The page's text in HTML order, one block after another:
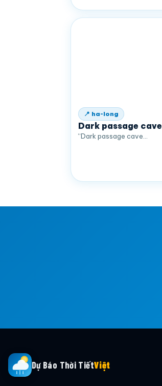
📍 ha-long
Dark passage cave
“Dark passage cave…
Dự Báo Thời TiếtViệt